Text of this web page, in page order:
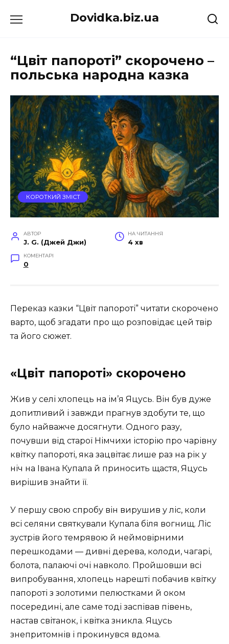
до
Dovidka.biz.ua
“Цвіт папороті” скорочено –
польська народна казка
КОРОТКИЙ ЗМІСТ
АВТОР
J. G. (Джей Джи)
НА ЧИТАННЯ
4 хв
КОМЕНТАРІ
0
Переказ казки “Цвіт папороті” читати скорочено
варто, щоб згадати про що розповідає цей твір
та його сюжет.
«Цвіт папороті» скорочено
Жив у селі хлопець на ім’я Яцусь. Він був дуже
допитливий і завжди прагнув здобути те, що
було найважче досягнути. Одного разу,
почувши від старої Німчихи історію про чарівну
квітку папороті, яка зацвітає лише раз на рік у
ніч на Івана Купала й приносить щастя, Яцусь
вирішив знайти її.
У першу свою спробу він вирушив у ліс, коли
всі селяни святкували Купала біля вогнищ. Ліс
зустрів його темрявою й неймовірними
перешкодами — дивні дерева, колоди, чагарі,
болота, палаючі очі навколо. Пройшовши всі
випробування, хлопець нарешті побачив квітку
папороті з золотими пелюстками й оком
посередині, але саме тоді заспівав півень,
настав світанок, і квітка зникла. Яцусь
знепритомнів і прокинувся вдома.